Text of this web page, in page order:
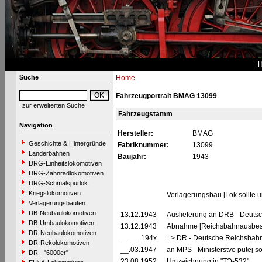
Suche
zur erweiterten Suche
Navigation
Geschichte & Hintergründe
Länderbahnen
DRG-Einheitslokomotiven
DRG-Zahnradlokomotiven
DRG-Schmalspurlok.
Kriegslokomotiven
Verlagerungsbauten
DB-Neubaulokomotiven
DB-Umbaulokomotiven
DR-Neubaulokomotiven
DR-Rekolokomotiven
DR - "6000er"
Home
Fahrzeugportrait BMAG 13099
Fahrzeugstamm
Hersteller:
BMAG
Fabriknummer:
13099
Baujahr:
1943
Verlagerungsbau [Lok sollte
13.12.1943
Auslieferung an DRB -
13.12.1943
Abnahme
__.__.194x
=> DR - Deutsche
__.03.1947
an MPS - Ministerstvo putej